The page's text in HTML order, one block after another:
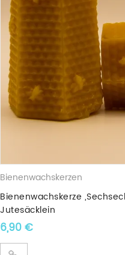
Bienenwachskerzen
Bienenwachskerze
Jutesäcklein
6,90€